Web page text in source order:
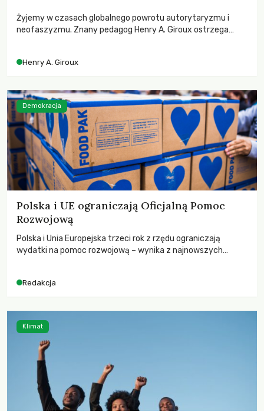
Żyjemy w czasach globalnego powrotu autorytaryzmu i
neofaszyzmu. Znany pedagog Henry A. Giroux ostrzega
wychowają świadomych obywateli?
Henry A. Giroux
Polska i UE ograniczają Oficjalną Pomoc
Rozwojową
Polska i Unia Europejska trzeci rok z rzędu ograniczają
wydatki na pomoc rozwojową – wynika z najnowszych
odnotowano największe tąpnięcie ODA w historii. Jakie będą
kryzysami i ubóstwem?
Redakcja
Demokracja
Klimat